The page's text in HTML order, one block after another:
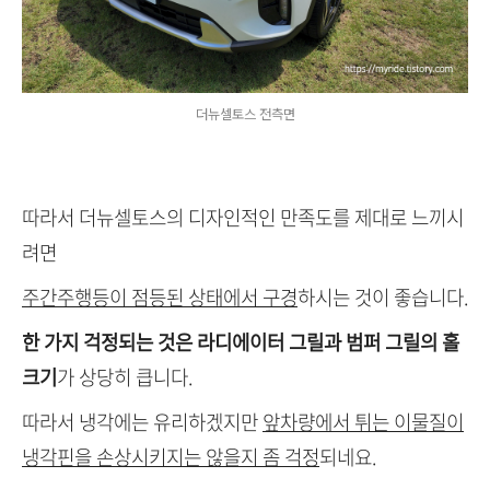
더뉴셀토스 전측면
따라서 더뉴셀토스의 디자인적인 만족도를 제대로 느끼시
려면
주간주행등이 점등된 상태에서 구경하시는 것이 좋습니다.
한 가지 걱정되는 것은 라디에이터 그릴과 범퍼 그릴의 홀
크기가 상당히 큽니다.
따라서 냉각에는 유리하겠지만앞차량에서 튀는 이물질이
냉각핀을 손상시키지는 않을지 좀 걱정되네요.